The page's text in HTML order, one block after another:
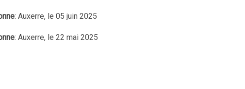
: Auxerre, le 05 juin 2025
: Auxerre, le 22 mai 2025